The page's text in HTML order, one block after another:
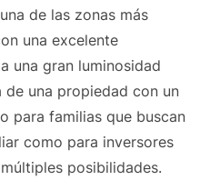
de las zonas más
una excelente
una gran luminosidad
una propiedad con un
para familias que buscan
como para inversores
posibilidades.